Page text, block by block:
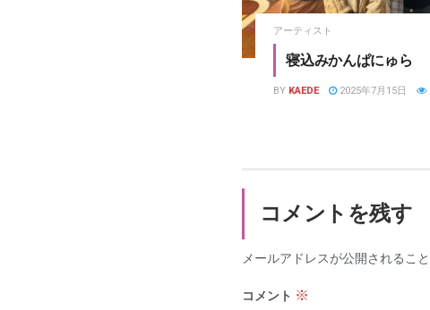
アーティスト
寝込みかんぱにゅら
BY KAEDE 2025年7月15日
コメントを残す
メールアドレスが公開されるこ
コメント ※